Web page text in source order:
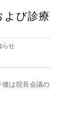
よび診療
らせ
は院長会議の